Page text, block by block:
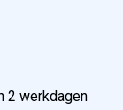
2 werkdagen